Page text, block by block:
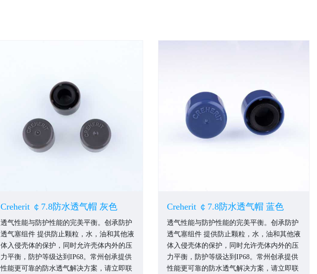
Creherit ￠7.8防水透气帽 灰色
透气性能与防护性能的完美平衡。创承防护
透气塞组件 提供防止颗粒，水，油和其他液
体入侵壳体的保护，同时允许壳体内外的压
力平衡，防护等级达到IP68。常州创承提供
性能更可靠的防水透气解决方案，请立即联
Creherit ￠7.8防水透气帽 蓝色
透气性能与防护性能的完美平衡。创承防护
透气塞组件 提供防止颗粒，水，油和其他液
体入侵壳体的保护，同时允许壳体内外的压
力平衡，防护等级达到IP68。常州创承提供
性能更可靠的防水透气解决方案，请立即联